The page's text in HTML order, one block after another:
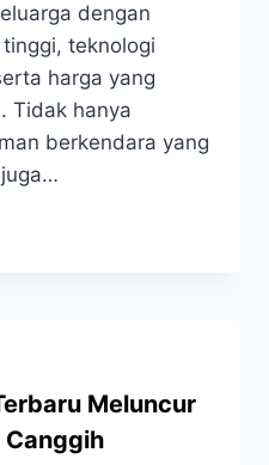
dengan
teknologi
harga yang
Tidak hanya
berkendara yang
juga…
Meluncur
Canggih